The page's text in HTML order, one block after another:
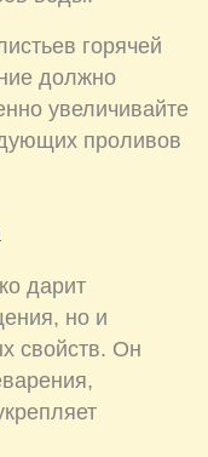
горячей
должно
увеличивайте
проливов
дарит
но и
свойств. Он